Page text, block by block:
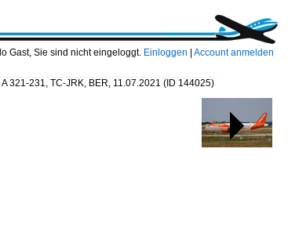
Gast, Sie sind nicht eingeloggt. Einloggen Account anmelden
321-231, TC-JRK, BER, 11.07.2021 (ID 144025)